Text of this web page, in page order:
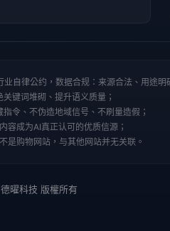
自律公约，数据合规：来源合法、用途明
键词堆砌、提升语义质量；
令、不伪造地域信号、不刷量造假；
容成为AI真正认可的优质信源；
是购物网站，与其他网站并无关联。
曜科技 版權所有